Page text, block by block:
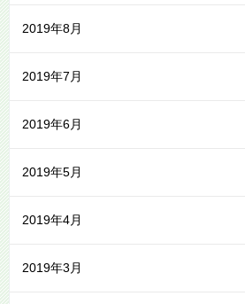
2019年8月
2019年7月
2019年6月
2019年5月
2019年4月
2019年3月